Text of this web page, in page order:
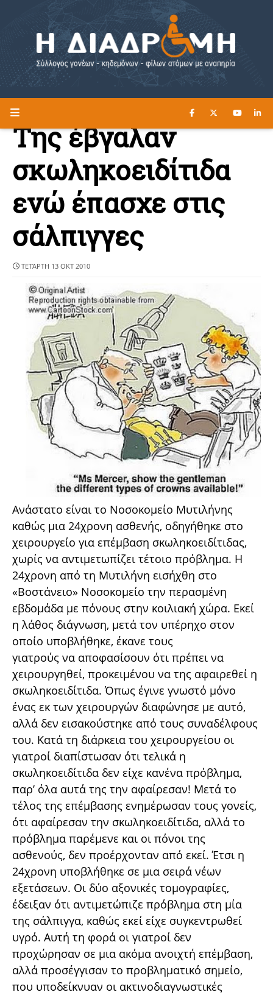
Η ΔΙΑΔΡΟΜΗ ΔΙΑΒΑΣΤΕ ΕΔΩ ►
Της έβγαλαν
σκωληκοειδίτιδα
ενώ έπασχε στις
σάλπιγγες
ΤΕΤΆΡΤΗ 13 ΟΚΤ 2010
Ανάστατο είναι το Νοσοκομείο Μυτιλήνης
καθώς μια 24χρονη ασθενής, οδηγήθηκε στο
χειρουργείο για επέμβαση σκωληκοειδίτιδας,
χωρίς να αντιμετωπίζει τέτοιο πρόβλημα. Η
24χρονη από τη Μυτιλήνη εισήχθη στο
«Βοστάνειο» Νοσοκομείο την περασμένη
εβδομάδα με πόνους στην κοιλιακή χώρα. Εκεί
η λάθος διάγνωση, μετά τον υπέρηχο στον
οποίο υποβλήθηκε, έκανε τους
γιατρούς να αποφασίσουν ότι πρέπει να
χειρουργηθεί, προκειμένου να της αφαιρεθεί η
σκωληκοειδίτιδα. Όπως έγινε γνωστό μόνο
ένας εκ των χειρουργών διαφώνησε με αυτό,
αλλά δεν εισακούστηκε από τους συναδέλφους
του. Κατά τη διάρκεια του χειρουργείου οι
γιατροί διαπίστωσαν ότι τελικά η
σκωληκοειδίτιδα δεν είχε κανένα πρόβλημα,
παρ’ όλα αυτά της την αφαίρεσαν! Μετά το
τέλος της επέμβασης ενημέρωσαν τους γονείς,
ότι αφαίρεσαν την σκωληκοειδίτιδα, αλλά το
πρόβλημα παρέμενε και οι πόνοι της
ασθενούς, δεν προέρχονταν από εκεί. Έτσι η
24χρονη υποβλήθηκε σε μια σειρά νέων
εξετάσεων. Οι δύο αξονικές τομογραφίες,
έδειξαν ότι αντιμετώπιζε πρόβλημα στη μία
της σάλπιγγα, καθώς εκεί είχε συγκεντρωθεί
υγρό. Αυτή τη φορά οι γιατροί δεν
προχώρησαν σε μια ακόμα ανοιχτή επέμβαση,
αλλά προσέγγισαν το προβληματικό σημείο,
που υποδείκνυαν οι ακτινοδιαγνωστικές